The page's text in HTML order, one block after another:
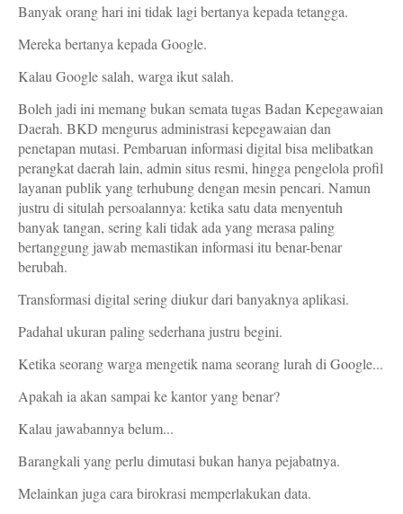
Banyak orang hari ini tidak lagi bertanya kepada tetangga.
Mereka bertanya kepada Google.
Kalau Google salah, warga ikut salah.
Boleh jadi ini memang bukan semata tugas Badan Kepegawaian
Daerah. BKD mengurus administrasi kepegawaian dan
penetapan mutasi. Pembaruan informasi digital bisa melibatkan
perangkat daerah lain, admin situs resmi, hingga pengelola profil
layanan publik yang terhubung dengan mesin pencari. Namun
justru di situlah persoalannya: ketika satu data menyentuh
banyak tangan, sering kali tidak ada yang merasa paling
bertanggung jawab memastikan informasi itu benar-benar
berubah.
Transformasi digital sering diukur dari banyaknya aplikasi.
Padahal ukuran paling sederhana justru begini.
Ketika seorang warga mengetik nama seorang lurah di Google...
Apakah ia akan sampai ke kantor yang benar?
Kalau jawabannya belum...
Barangkali yang perlu dimutasi bukan hanya pejabatnya.
Melainkan juga cara birokrasi memperlakukan data.